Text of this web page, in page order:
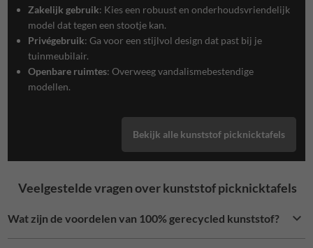
Zakelijk gebruik: Kies een robuust en onderhoudsvriendelijk
model dat tegen een stootje kan.
Privégebruik: Ga voor een stijlvol design dat past bij je
tuinmeubilair.
Openbare ruimtes: Overweeg vandalismebestendige
modellen.
Bekijk alle kunststof picknicktafels
Veelgestelde vragen over kunststof picknicktafels
Wat zijn de voordelen van 100% gerecycled kunststof?